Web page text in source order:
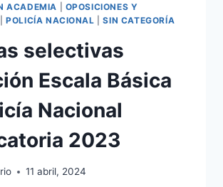
ACADEMIA
OPOSICIONES Y
|POLICÍA NACIONAL |SIN CATEGORÍA
selectivas
Escala Básica
Nacional
2023
11 abril, 2024